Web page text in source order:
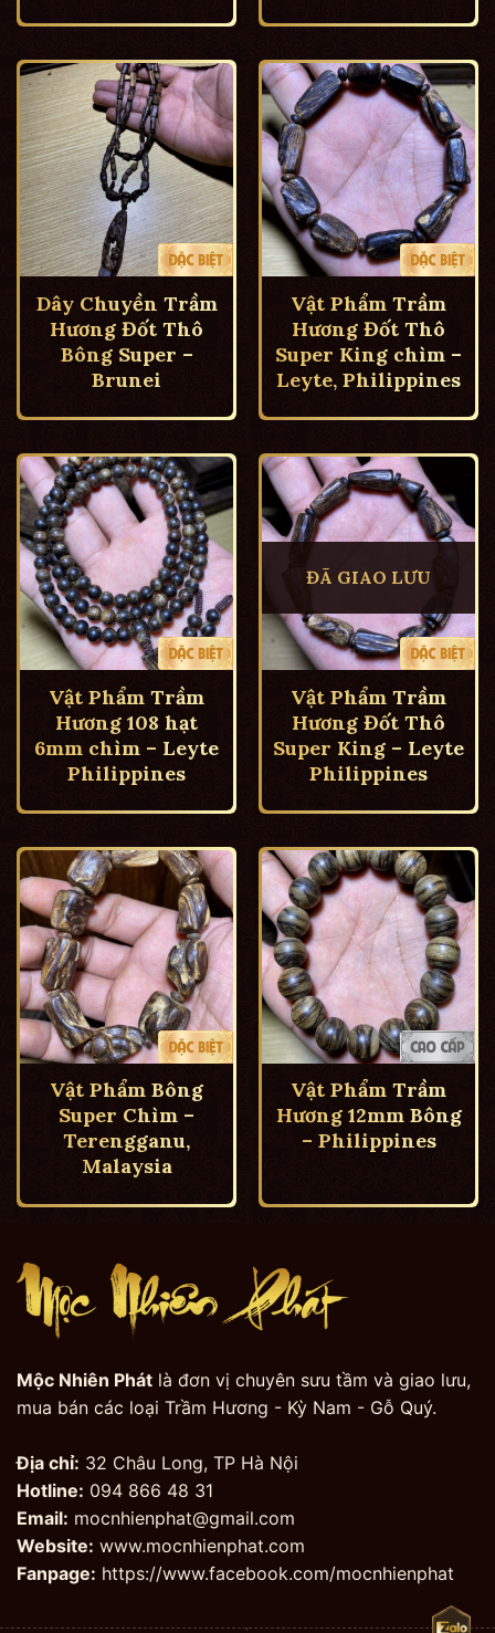
Dây Chuyền Trầm
Hương Đốt Thô
Bông Super –
Brunei
Vật Phẩm Trầm
Hương Đốt Thô
Super King chìm –
Leyte, Philippines
Vật Phẩm Trầm
Hương 108 hạt
6mm chìm – Leyte
Philippines
ĐÃ GIAO LƯU
Vật Phẩm Trầm
Hương Đốt Thô
Super King – Leyte
Philippines
Vật Phẩm Bông
Super Chìm –
Terengganu,
Malaysia
Vật Phẩm Trầm
Hương 12mm Bông
– Philippines
Mộc Nhiên Phát là đơn vị chuyên sưu tầm và giao lưu,
mua bán các loại Trầm Hương - Kỳ Nam - Gỗ Quý.
Địa chỉ: 32 Châu Long, TP Hà Nội
Hotline: 094 866 48 31
Email: mocnhienphat@gmail.com
Website: www.mocnhienphat.com
Fanpage: https://www.facebook.com/mocnhienphat